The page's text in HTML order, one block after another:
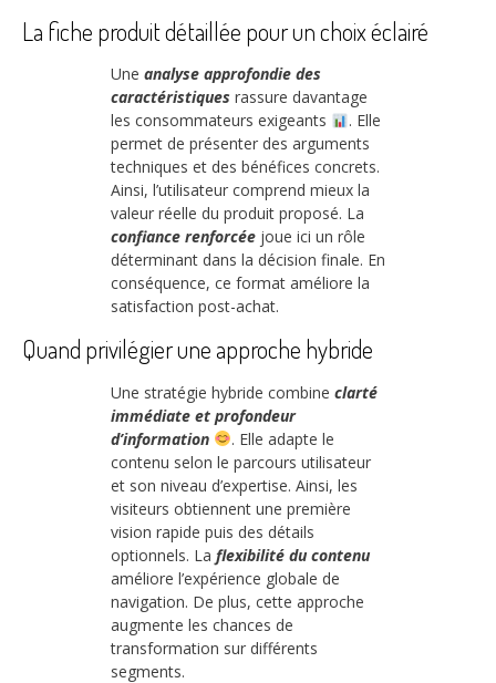
La fiche produit détaillée pour un choix éclairé
Une analyse approfondie des
caractéristiques rassure davantage
les consommateurs exigeants
. Elle
permet de présenter des arguments
techniques et des bénéfices concrets.
Ainsi, l’utilisateur comprend mieux la
valeur réelle du produit proposé. La
confiance renforcée joue ici un rôle
déterminant dans la décision finale. En
conséquence, ce format améliore la
satisfaction post-achat.
Quand privilégier une approche hybride
Une stratégie hybride combine clarté
immédiate et profondeur
d’information
. Elle adapte le
contenu selon le parcours utilisateur
et son niveau d’expertise. Ainsi, les
visiteurs obtiennent une première
vision rapide puis des détails
optionnels. La flexibilité du contenu
améliore l’expérience globale de
navigation. De plus, cette approche
augmente les chances de
transformation sur différents
segments.